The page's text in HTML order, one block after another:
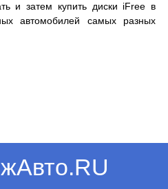
и затем купить диски iFree в
автомобилей самых разных